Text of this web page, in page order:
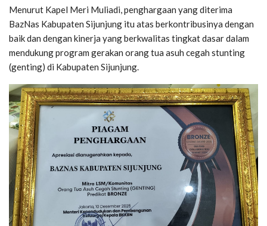
Menurut Kapel Meri Muliadi, penghargaan yang diterima
BazNas Kabupaten Sijunjung itu atas berkontribusinya dengan
baik dan dengan kinerja yang berkwalitas tingkat dasar dalam
mendukung program gerakan orang tua asuh cegah stunting
(genting) di Kabupaten Sijunjung.